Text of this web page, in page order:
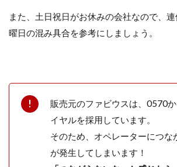
また、土日祝日がお休みの会社なので、
曜日の混み具合を参考にしましょう。
販売元のファビウスは、0570
イヤルを採用しています。
そのため、オペレーターにつな
が発生してしまいます！